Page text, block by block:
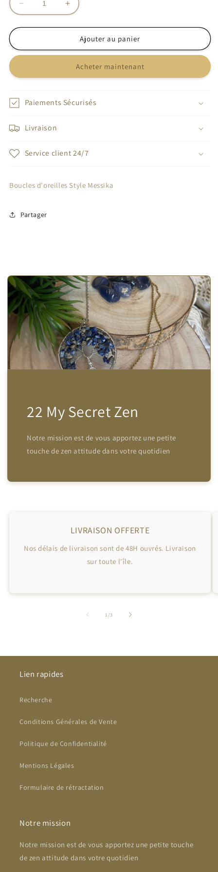
Réduire
la
quantité
Boucles
Messika
Augmenter
la
quantité
Boucles
Style
Messika
Ajouter au panier
Acheter maintenant
Paiements Sécurisés
Livraison
Service client 24/7
Boucles d'oreilles Style Messika
Partager
22 My Secret Zen
Notre mission est de vous apportez une petite
touche de zen attitude dans votre quotidien
LIVRAISON OFFERTE
Nos délais de livraison sont de 48H ouvrés. Livraison
sur toute l'île.
1/de
3
Lien rapides
Recherche
Conditions Générales de Vente
Politique de Confidentialité
Mentions Légales
Formulaire de rétractation
Notre mission
Notre mission est de vous apportez une petite touche
de zen attitude dans votre quotidien